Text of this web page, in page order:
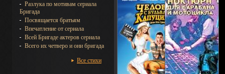
Разлука по мотивам сериала
Бригада
Посвящается братьям
Впечатление от сериала
Всей Бригаде актеров сериала
Всего их четверо и они бригада
Все стихи